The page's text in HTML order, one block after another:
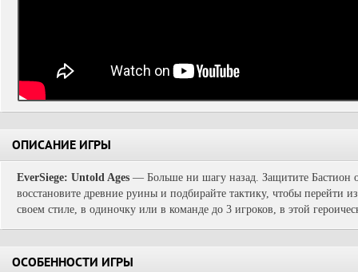
ОПИСАНИЕ ИГРЫ
EverSiege: Untold Ages — Больше ни шагу назад. Защитите Бастион
восстановите древние руины и подбирайте тактику, чтобы перейти
своем стиле, в одиночку или в команде до 3 игроков, в этой
ОСОБЕННОСТИ ИГРЫ